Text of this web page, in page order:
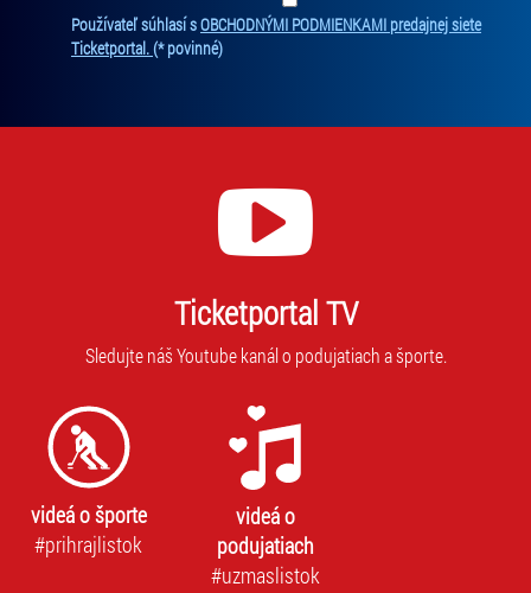
Používateľ súhlasí sOBCHODNÝMI PODMIENKAMI predajnej siete
Ticketportal.(* povinné)
Ticketportal TV
Sledujte náš Youtube kanál o podujatiach a športe.
videá o športe
#prihrajlistok
videá o
podujatiach
#uzmaslistok